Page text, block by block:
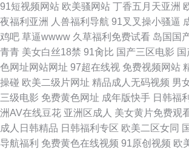
91短视频网站 欧美骚网站 丁香五月天亚洲
夜福利亚洲
人兽福利导航 91叉叉操小骚逼
鸡吧 草逼wwww 久草福利免费试看 岛国国
青青 美女白丝18禁 91肏比 国产三区电影
色网址网站网址 97超在线视 免费视频网站
操碰 欧美二级片网址 精品成人无码视频 男
三级电影 免费黄色网址 成年版快手 日韩福
洲AV在线豆花 亚洲区成人 美女黄片免费观
成人日韩精品 日韩福利专区 欧美二区女同
导航福利 免费黄色在线视频 91原创视频 欧